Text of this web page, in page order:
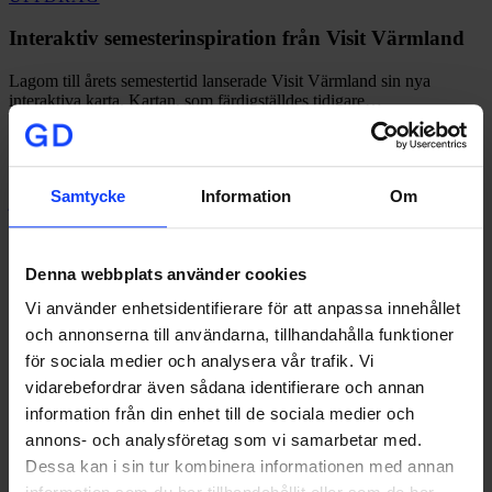
Samtycke Information Om
Denna webbplats använder cookies
Vi använder enhetsidentifierare för att anpassa innehållet
och annonserna till användarna, tillhandahålla funktioner
för sociala medier och analysera vår trafik. Vi
vidarebefordrar även sådana identifierare och annan
information från din enhet till de sociala medier och
annons- och analysföretag som vi samarbetar med.
Dessa kan i sin tur kombinera informationen med annan
från
Värmland
Interaktiv semesterinspiration från Visit Värmland
Lagom till årets semestertid lanserade Visit Värmland sin nya
interaktiva karta. Kartan, som färdigställdes tidigare…
johan@glorydays.se 2023-07-06